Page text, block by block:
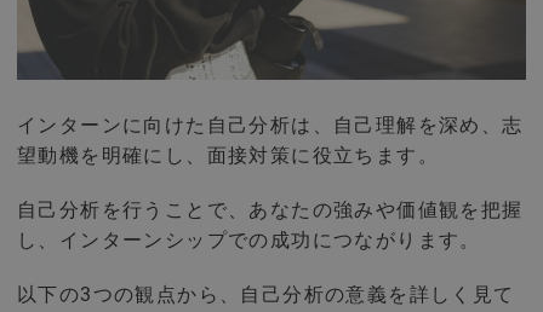
インターンに向けた自己分析は、自己理解を深め、志
望動機を明確にし、面接対策に役立ちます。
自己分析を行うことで、あなたの強みや価値観を把握
し、インターンシップでの成功につながります。
以下の3つの観点から、自己分析の意義を詳しく見て